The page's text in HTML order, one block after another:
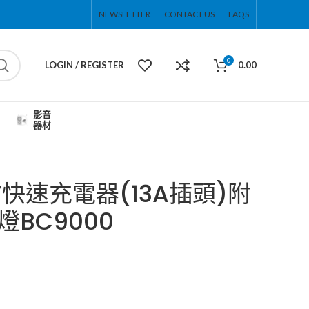
NEWSLETTER CONTACT US FAQS
LOGIN / REGISTER 0 0.00
影音
器材
速充電器(13A插頭)附
BC9000